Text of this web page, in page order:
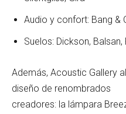
Audio y confort: Bang &
Suelos: Dickson,
Además, Acoustic Gallery
diseño de renombrados
creadores: la lámpara